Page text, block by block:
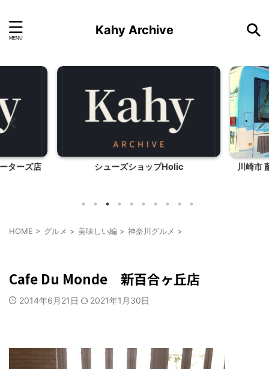
Kahy Archive
ターズ店 シューズショップHolic 川崎市
HOME > グルメ > 美味しい編 > 神奈川グルメ >
Cafe Du Monde 新百合ヶ丘店
2014年6月21日 2021年1月30日